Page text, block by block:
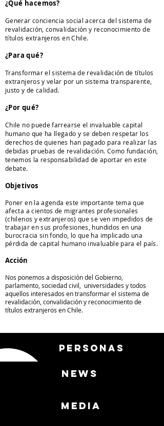
¿Qué hacemos?
Generar conciencia social acerca del sistema de
revalidación, convalidación y reconocimiento de
títulos extranjeros en Chile.
¿Para qué?
Transformar el sistema de revalidación de títulos
extranjeros y velar por un sistema transparente,
justo y de calidad.
¿Por qué?
Chile no puede farrearse el invaluable capital
humano que ha llegado y se deben respetar los
derechos de quienes han pagado para realizar las
debidas pruebas de revalidación. Como fundación,
tenemos la responsabilidad de aportar en este
debate.
Objetivos
Poner en la agenda este importante tema que
afecta a cientos de migrantes profesionales
(chilenos y extranjeros) que se ven impedidos de
trabajar en sus profesiones, hundidos en una
burocracia sin fondo, lo que ha implicado una
pérdida de capital humano invaluable para el país.
Acción
Nos ponemos a disposición del Gobierno,
parlamento, sociedad civil, universidades y todos
aquellos interesados en transformar el sistema de
revalidación, convalidación y reconocimiento de
títulos extranjeros en Chile.
personas
news
media